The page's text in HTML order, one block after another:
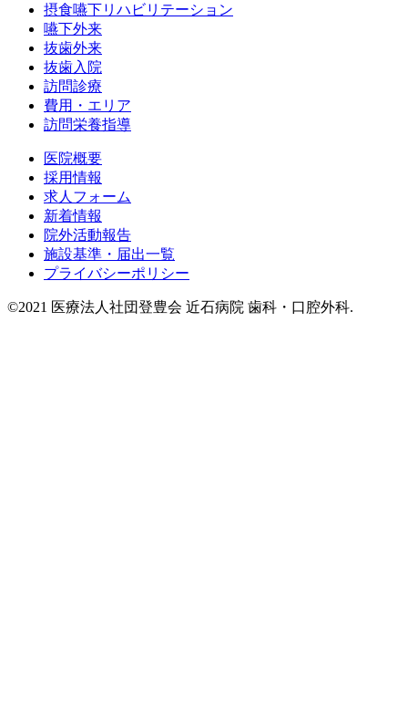
摂食嚥下リハビリテーション
嚥下外来
抜歯外来
抜歯入院
訪問診療
費用・エリア
訪問栄養指導
医院概要
採用情報
求人フォーム
新着情報
院外活動報告
施設基準・届出一覧
プライバシーポリシー
©2021 医療法人社団登豊会 近石病院 歯科・口腔外科.